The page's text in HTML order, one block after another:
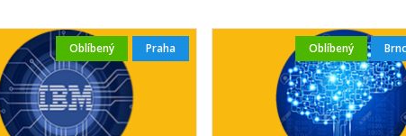
Oblíbený Praha Oblíbený